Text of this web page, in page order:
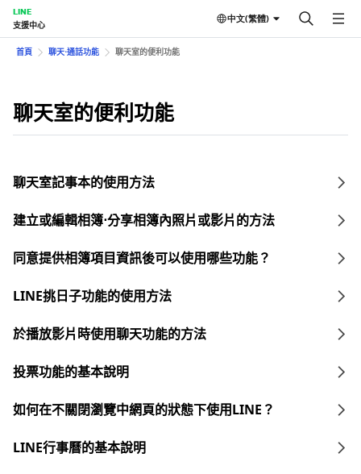
LINE
支援中心
中文(繁體)
首頁 聊天⋅通話功能 聊天室的便利功能
聊天室的便利功能
聊天室記事本的使用方法
建立或編輯相簿⋅分享相簿內照片或影片的方法
同意提供相簿項目資訊後可以使用哪些功能？
LINE挑日子功能的使用方法
於播放影片時使用聊天功能的方法
投票功能的基本說明
如何在不關閉瀏覽中網頁的狀態下使用LINE？
LINE行事曆的基本說明